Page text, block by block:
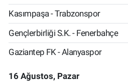
Kasımpaşa - Trabzonspor
Gençlerbirliği S.K. - Fenerbahçe
Gaziantep FK - Alanyaspor
16 Ağustos, Pazar